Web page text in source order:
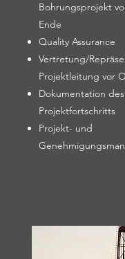
Bohrungsprojekt
Ende
Quality Assurance
Vertretung/
Projektleitung vor
Dokumentation des
Projektfortschritts
Projekt- und